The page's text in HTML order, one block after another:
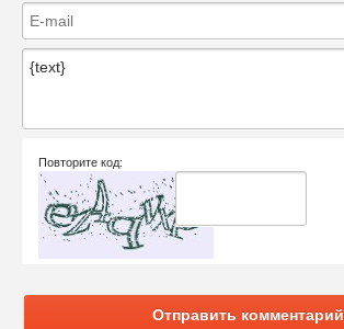
Повторите код:
Отправить комментарий